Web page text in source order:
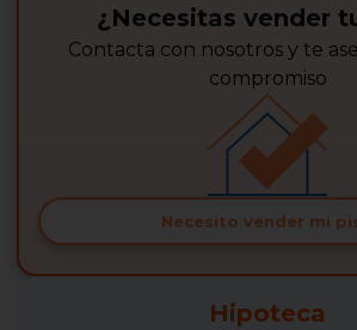
¿Necesitas vender
Contacta con nosotros y te
compromiso
Necesito vender mi
Hipoteca